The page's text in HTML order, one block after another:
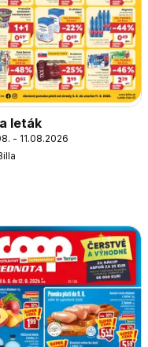
leták
- 11.08.2026